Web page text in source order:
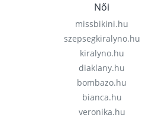
Női
missbikini.hu
szepsegkiralyno.hu
kiralyno.hu
diaklany.hu
bombazo.hu
bianca.hu
veronika.hu